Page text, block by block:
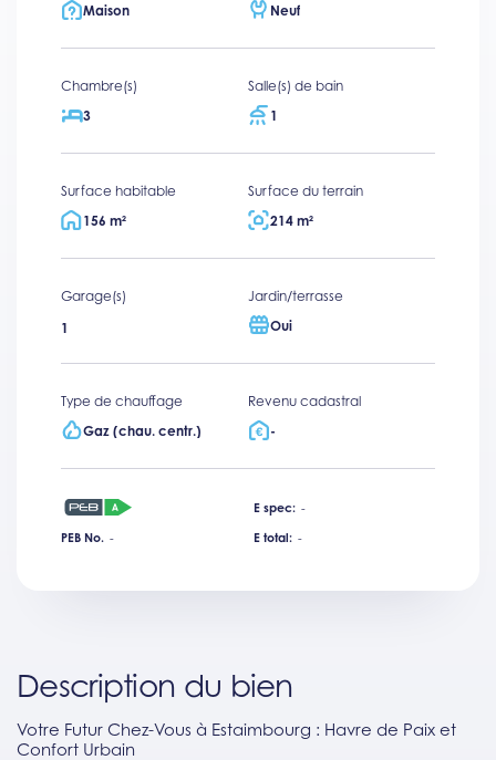
Maison
Neuf
Chambre(s)
3
Salle(s) de bain
1
Surface habitable
156 m²
Surface du terrain
214 m²
Garage(s)
1
Jardin/terrasse
Oui
Type de chauffage
Gaz (chau. centr.)
Revenu cadastral
-
E spec: -
PEB No. - E total: -
Description du bien
Votre Futur Chez-Vous à Estaimbourg : Havre de Paix et
Confort Urbain